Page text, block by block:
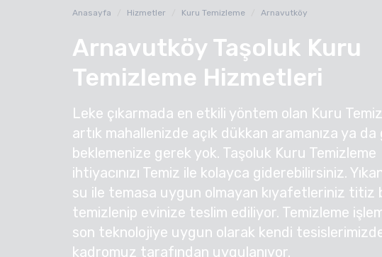
Anasayfa Hizmetler Kuru Temizleme Arnavutköy
Arnavutköy Taşoluk Kuru
Temizleme Hizmetleri
Leke çıkarmada en etkili yöntem olan Kuru
artık mahallenizde açık dükkan aramanıza ya
beklemenize gerek yok. Taşoluk Kuru Temizleme
ihtiyacınızı Temiz ile kolayca giderebilirsiniz.
su ile temasa uygun olmayan kıyafetleriniz titiz
temizlenip evinize teslim ediliyor. Temizleme
son teknolojiye uygun olarak kendi
kadromuz tarafından uygulanıyor.